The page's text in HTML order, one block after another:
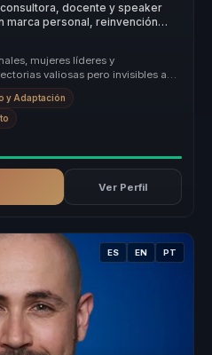
docente y speaker
marca personal, reinvención
y comunicación estratégica
mujeres líderes y
valiosas pero invisibles a
y Adaptación
Ver Perfil
ES EN PT